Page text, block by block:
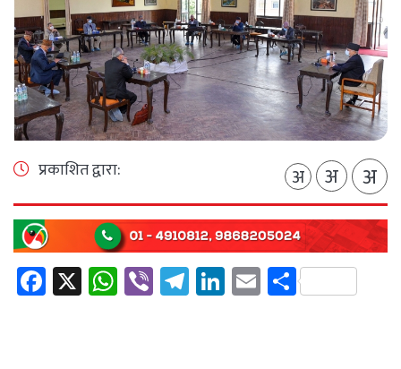
प्रकाशित द्वारा: अ अ अ
Facebook
X WhatsApp
ViberTelegram
LinkedIn
EmailShare